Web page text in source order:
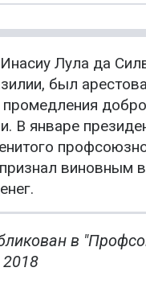
Лула да
был
промедления
В январе
виновным
в